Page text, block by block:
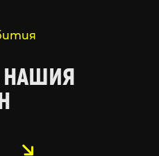
НАШИЯ